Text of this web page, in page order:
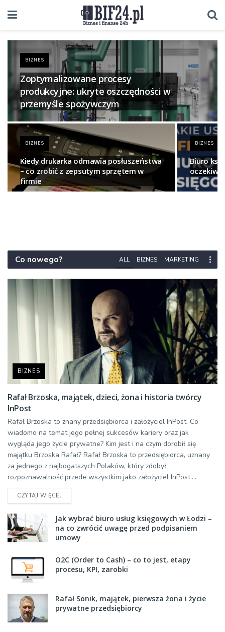
BIZNES
Zoptymalizowane procesy
produkcyjne: ukryte oszczędności w
przemyśle spożywczym
BIZNES
Kiedy drukarka odmawia posłuszeństwa
– co zrobić z zepsutym sprzętem w
firmie
BIZNES
Biuro
Co nowego? ALL BIZNES MARKETING
BIZNES
Rafał Brzoska, majątek, dzieci, żona i historia twórcy
InPost
Rafał Brzoska to znany przedsiębiorca i założyciel InPost. Co
wiadomo na temat jego pełnej sukcesów kariery oraz jak
wygląda jego życie prywatne? Kim jest i na czym dorobił się
majątku Brzoska Rafał? Rafał Brzoska to przedsiębiorca, uznany
za jednego z najbogatszych Polaków, który zdobył
rozpoznawalność przede wszystkim jako założyciel InPost....
CZYTAJ WIĘCEJ
Jak wybrać biuro usług księgowych w Łodzi –
na co zwrócić uwagę przed podpisaniem
umowy
O2C (Order to Cash) – co to jest, etapy
procesu, KPI, zarobki
Rafał Sonik, majątek, pierwsza żona i życie
prywatne przedsiębiorcy